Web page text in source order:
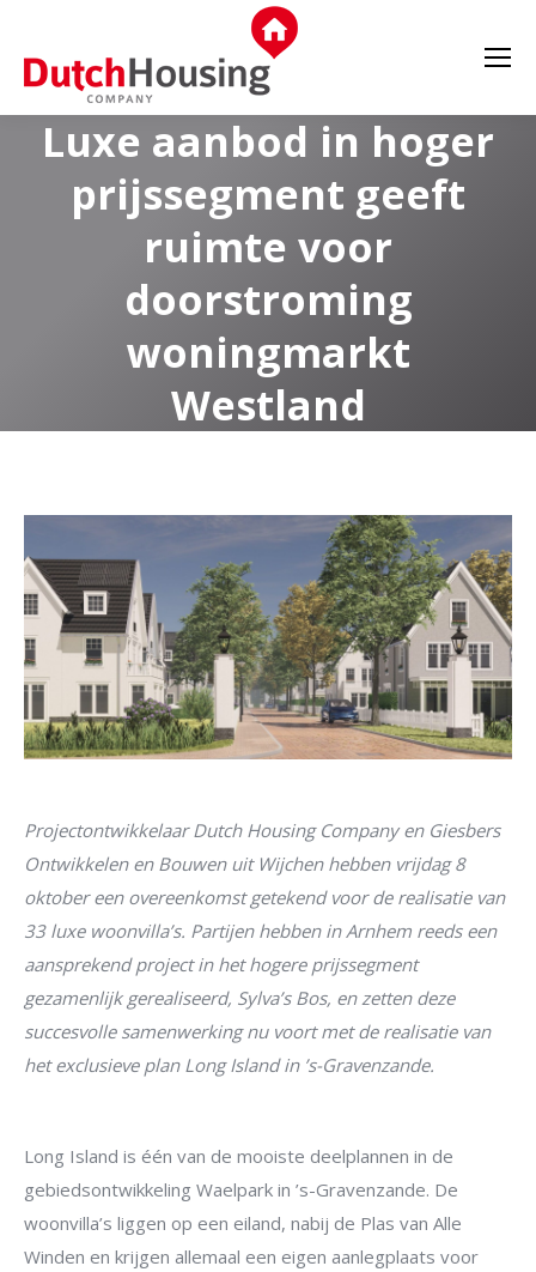
Luxe aanbod in hoger
prijssegment geeft
ruimte voor
doorstroming
woningmarkt
Westland
Projectontwikkelaar Dutch Housing Company en Giesbers
Ontwikkelen en Bouwen uit Wijchen hebben vrijdag 8
oktober een overeenkomst getekend voor de realisatie van
33 luxe woonvilla’s. Partijen hebben in Arnhem reeds een
aansprekend project in het hogere prijssegment
gezamenlijk gerealiseerd, Sylva’s Bos, en zetten deze
succesvolle samenwerking nu voort met de realisatie van
het exclusieve plan Long Island in ’s-Gravenzande.
Long Island is één van de mooiste deelplannen in de
gebiedsontwikkeling Waelpark in ’s-Gravenzande. De
woonvilla’s liggen op een eiland, nabij de Plas van Alle
Winden en krijgen allemaal een eigen aanlegplaats voor